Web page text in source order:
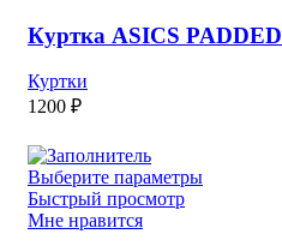
Куртка ASICS PADDED
Куртки
1200 ₽
Выберите параметры
Быстрый просмотр
Мне нравится